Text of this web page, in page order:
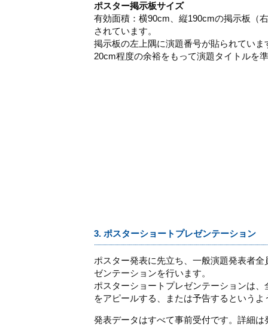
ポスター掲示板サイズ
有効面積：横90cm、縦190cmの掲示板（
されています。
掲示板の左上隅に演題番号が貼られていま
20cm程度の余裕をもって演題タイトルを
3. ポスターショートプレゼンテーション
ポスター発表に先立ち、一般演題発表者
ゼンテーションを行います。
ポスターショートプレゼンテーションは
をアピールする、または予告するという
発表データはすべて事前受付です。詳細